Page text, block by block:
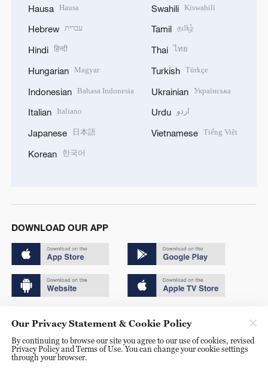
Hausa Hausa
Hebrew עברית
Hindi हिन्दी
Hungarian Magyar
Indonesian Bahasa Indonesia
Italian Italiano
Japanese 日本語
Korean 한국어
Swahili Kiswahili
Tamil தமிழ்
Thai ไทย
Turkish Türkçe
Ukrainian Українська
Urdu اردو
Vietnamese Tiếng Việt
DOWNLOAD OUR APP
京ICP备20000184号
京公网安备 11010502050052号
Our Privacy Statement & Cookie Policy
By continuing to browse our site you agree to our use of cookies, revised
Privacy Policy and Terms of Use. You can change your cookie settings
through your browser.